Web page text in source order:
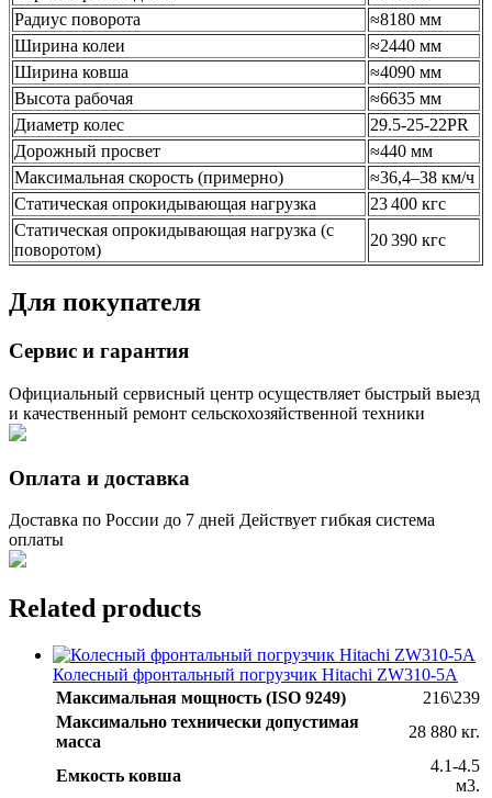
Радиус поворота
≈8180 мм
Ширина колеи
≈2440 мм
Ширина ковша
≈4090 мм
Высота рабочая
≈6635 мм
Диаметр колес
29.5‑25‑22PR
Дорожный просвет
≈440 мм
Максимальная скорость (примерно)
≈36,4–38 км/ч
Статическая опрокидывающая нагрузка
23 400 кгс
Статическая опрокидывающая нагрузка (с
поворотом)
20 390 кгс
Для покупателя
Сервис и гарантия
Официальный сервисный центр осуществляет быстрый выезд
и качественный ремонт сельскохозяйственной техники
Оплата и доставка
Доставка по России до 7 дней Действует гибкая система
оплаты
Related products
Колесный фронтальный погрузчик Hitachi ZW310-5А
Максимальная мощность (ISO 9249)
216\239
Максимально технически допустимая
масса
28 880 кг.
Емкость ковша
4.1-4.5
м3.